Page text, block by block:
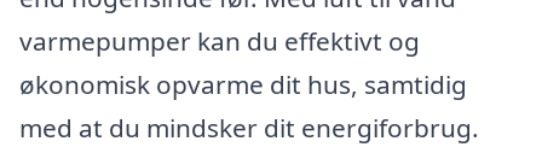
varmepumper kan du effektivt og
økonomisk opvarme dit hus, samtidig
med at du mindsker dit energiforbrug.